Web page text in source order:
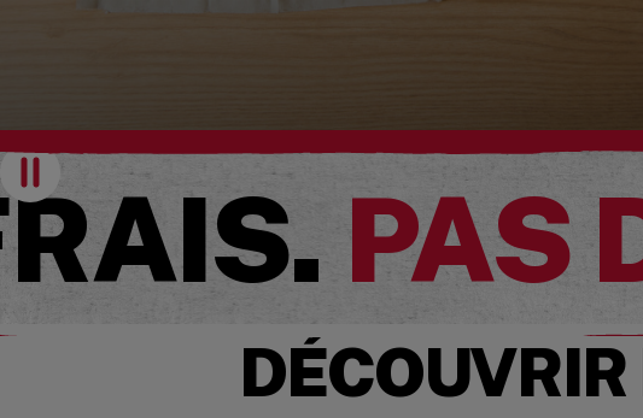
Pause
PAS